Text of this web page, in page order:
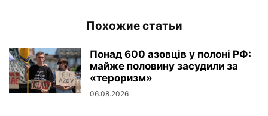
Похожие статьи
Понад 600 азовців у полоні РФ:
майже половину засудили за
«тероризм»
06.08.2026